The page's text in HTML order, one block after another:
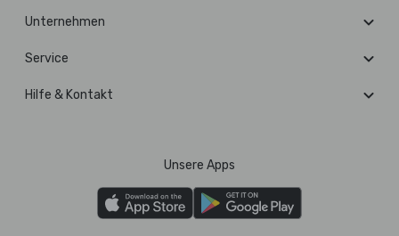
Unternehmen
Service
Hilfe & Kontakt
Unsere Apps